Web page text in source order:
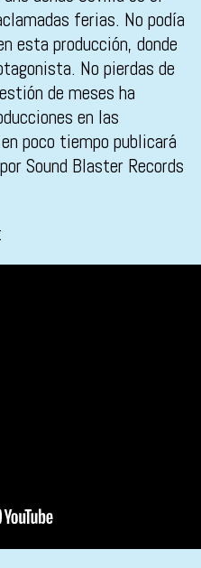
ferias. No podía
esta producción, donde
No pierdas de
de meses ha
en las
poco tiempo publicará
Sound Blaster Records